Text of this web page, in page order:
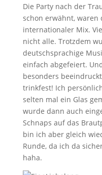
Die Party nach der
schon erwähnt, waren
internationaler Mix.
nicht alle. Trotzdem
deutschsprachige
einfach abgefeiert.
besonders
trinkfest! Ich
selten mal ein Glas
wurde dann auch
Schnaps auf das
bin ich aber gleich
Runde, da ich da
haha.